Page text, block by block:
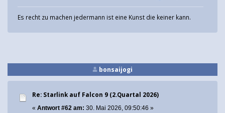
Es recht zu machen jedermann ist eine Kunst die keiner kann.
bonsaijogi
Re: Starlink auf Falcon 9 (2.Quartal 2026)
« Antwort #62 am: 30. Mai 2026, 09:50:46 »